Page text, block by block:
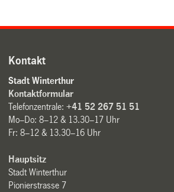
Kontakt
Stadt Winterthur
Kontaktformular
Telefonzentrale:+41 52 267 51 51
Mo–Do: 8–12 & 13.30–17 Uhr
Fr: 8–12 & 13.30–16 Uhr
Hauptsitz
Stadt Winterthur
Pionierstrasse 7